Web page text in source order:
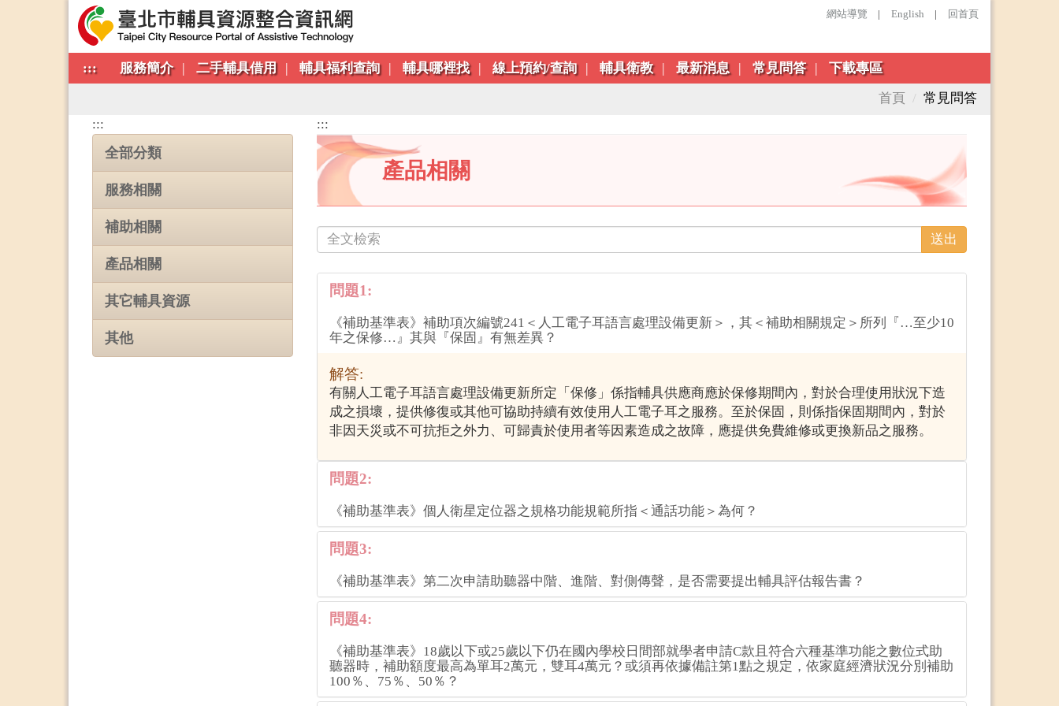
網站導覽 | English | 回首頁
::: 服務簡介 二手輔具借用 輔具福利查詢 輔具哪裡找 線上預約/查詢 輔具衛教 最新消息 常見問答
下載專區
首頁
常見問答
:::
全部分類
服務相關
補助相關
產品相關
其它輔具資源
其他
:::
產品相關
送出
問題1:
《補助基準表》補助項次編號241＜人工電子耳語言處理設備更新＞，其＜補助相關規定＞所列『…至少10
年之保修…』其與『保固』有無差異？
解答:
有關人工電子耳語言處理設備更新所定「保修」係指輔具供應商應於保修期間內，對於合理使用狀況下造
成之損壞，提供修復或其他可協助持續有效使用人工電子耳之服務。至於保固，則係指保固期間內，對於
非因天災或不可抗拒之外力、可歸責於使用者等因素造成之故障，應提供免費維修或更換新品之服務。
問題2:
《補助基準表》個人衛星定位器之規格功能規範所指＜通話功能＞為何？
問題3:
《補助基準表》第二次申請助聽器中階、進階、對側傳聲，是否需要提出輔具評估報告書？
問題4:
《補助基準表》18歲以下或25歲以下仍在國內學校日間部就學者申請C款且符合六種基準功能之數位式助
聽器時，補助額度最高為單耳2萬元，雙耳4萬元？或須再依據備註第1點之規定，依家庭經濟狀況分別補助
100％、75％、50％？